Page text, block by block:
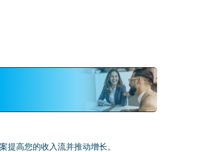
高您的收入流并推动增长。